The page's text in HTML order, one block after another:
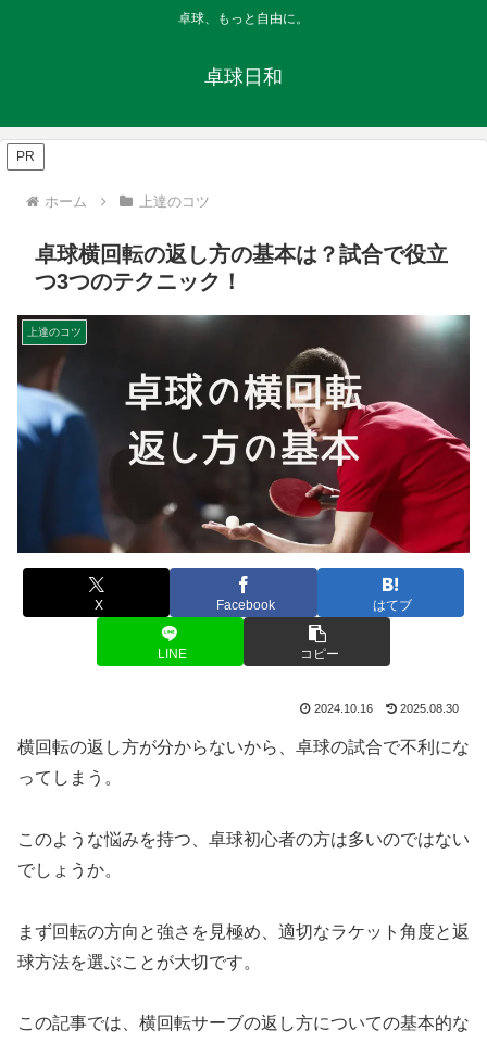
卓球、もっと自由に。
卓球日和
PR
ホーム 上達のコツ
卓球横回転の返し方の基本は？試合で役立
つ3つのテクニック！
上達のコツ
X Facebook はてブ
LINE コピー
2024.10.16 2025.08.30
横回転の返し方が分からないから、卓球の試合で不利にな
ってしまう。
このような悩みを持つ、卓球初心者の方は多いのではない
でしょうか。
まず回転の方向と強さを見極め、適切なラケット角度と返
球方法を選ぶことが大切です。
この記事では、横回転サーブの返し方についての基本的な